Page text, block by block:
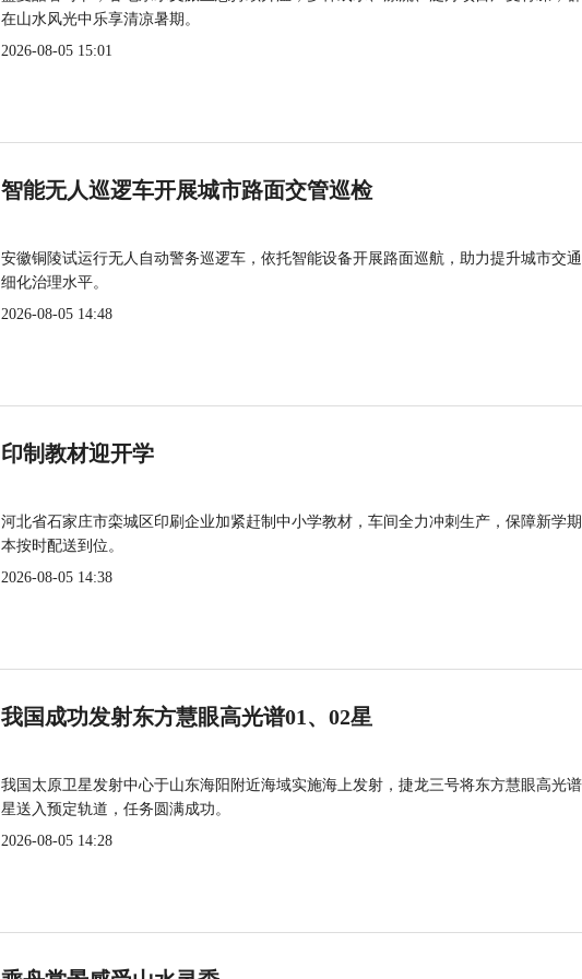
在山水风光中乐享清凉暑期。
2026-08-05 15:01
智能无人巡逻车开展城市路面交管巡检
安徽铜陵试运行无人自动警务巡逻车，依托智能设备开展路面巡航，助力提升城市交
细化治理水平。
2026-08-05 14:48
印制教材迎开学
河北省石家庄市栾城区印刷企业加紧赶制中小学教材，车间全力冲刺生产，保障新学
本按时配送到位。
2026-08-05 14:38
我国成功发射东方慧眼高光谱01、02星
我国太原卫星发射中心于山东海阳附近海域实施海上发射，捷龙三号将东方慧眼高光
星送入预定轨道，任务圆满成功。
2026-08-05 14:28